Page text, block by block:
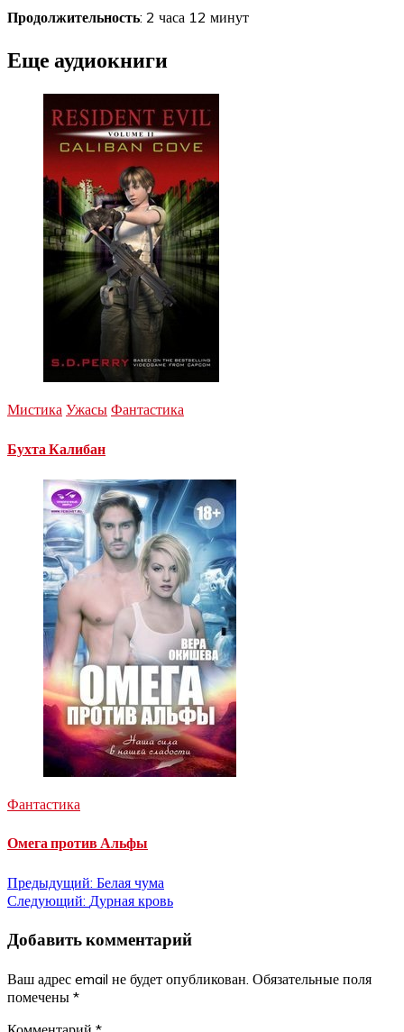
Продолжительность: 2 часа 12 минут
Еще аудиокниги
Мистика Ужасы Фантастика
Бухта Калибан
Фантастика
Омега против Альфы
Навигация
записям
Предыдущий: Белая чума
Следующий: Дурная кровь
Добавить комментарий
Ваш адрес email не будет опубликован. Обязательные поля
помечены *